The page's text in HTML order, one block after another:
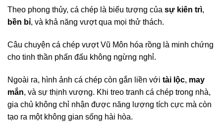
Theo phong thủy, cá chép là biểu tượng của sự kiên trì,
bền bỉ, và khả năng vượt qua mọi thử thách.
Câu chuyện cá chép vượt Vũ Môn hóa rồng là minh chứng
cho tinh thần phấn đấu không ngừng nghỉ.
Ngoài ra, hình ảnh cá chép còn gắn liền với tài lộc, may
mắn, và sự thịnh vượng. Khi treo tranh cá chép trong nhà,
gia chủ không chỉ nhận được năng lượng tích cực mà còn
tạo ra một không gian sống hài hòa.